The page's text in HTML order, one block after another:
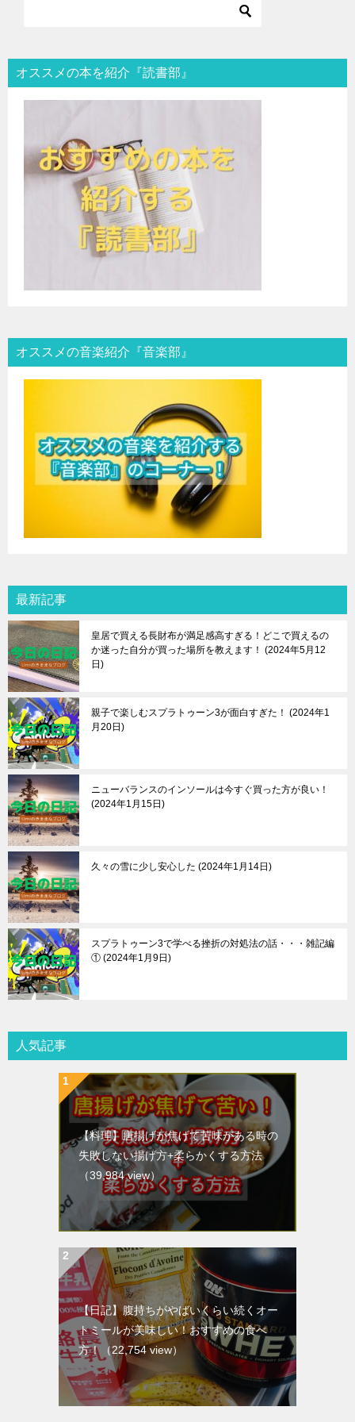
オススメの本を紹介『読書部』
オススメの音楽紹介『音楽部』
最新記事
皇居で買える長財布が満足感高すぎる！どこで買えるの
か迷った自分が買った場所を教えます！
2024年5月12
日
親子で楽しむスプラトゥーン3が面白すぎた！
2024年1
月20日
ニューバランスのインソールは今すぐ買った方が良い！
2024年1月15日
久々の雪に少し安心した 2024年1月14日
スプラトゥーン3で学べる挫折の対処法の話・・・雑記編
① 2024年1月9日
人気記事
【料理】唐揚げが焦げて苦味がある時の
失敗しない揚げ方+柔らかくする方法
（39,984 view）
【日記】腹持ちがやばいくらい続くオー
トミールが美味しい！おすすめの食べ
方！
（22,754 view）